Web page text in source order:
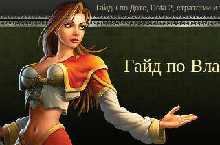
Гайды по Доте, Dota 2, стратегии и
Гайд по